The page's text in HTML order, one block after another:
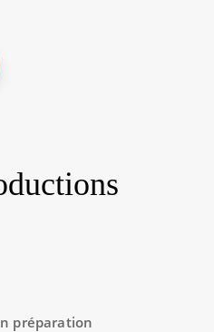
préparation